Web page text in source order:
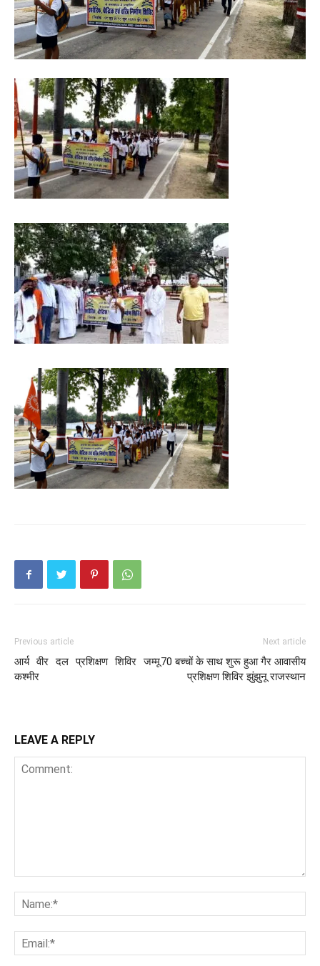
Previous article
आर्य वीर दल प्रशिक्षण शिविर जम्मू
कश्मीर
Next article
70 बच्चों के साथ शुरू हुआ गैर आवासीय
प्रशिक्षण शिविर झुंझुनू राजस्थान
LEAVE A REPLY